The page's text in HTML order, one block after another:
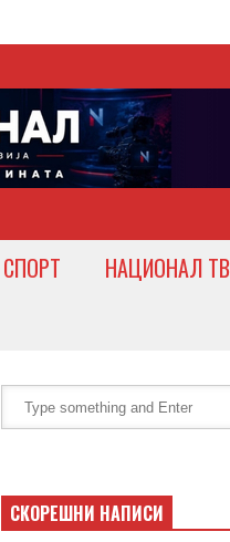
СПОРТ
НАЦИОНАЛ ТВ
СКОРЕШНИ НАПИСИ